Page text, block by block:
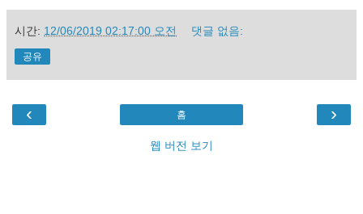
시간: 12/06/2019 02:17:00 오전 댓글 없음:
공유
‹ ›
홈
웹 버전 보기